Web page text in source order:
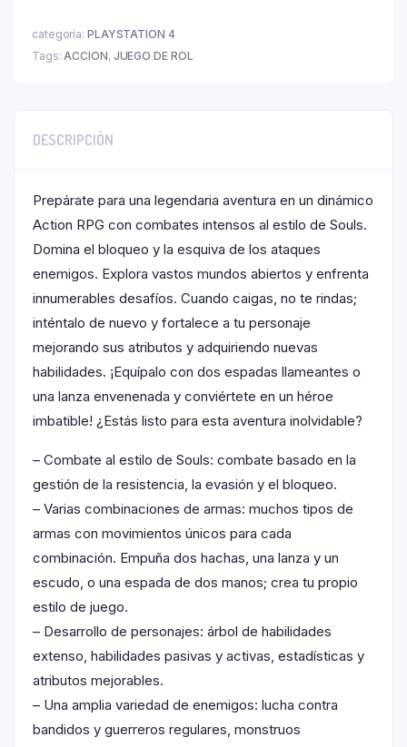
categoría: PLAYSTATION 4
Tags: ACCION, JUEGO DE ROL
DESCRIPCIÓN
Prepárate para una legendaria aventura en un dinámico
Action RPG con combates intensos al estilo de Souls.
Domina el bloqueo y la esquiva de los ataques
enemigos. Explora vastos mundos abiertos y enfrenta
innumerables desafíos. Cuando caigas, no te rindas;
inténtalo de nuevo y fortalece a tu personaje
mejorando sus atributos y adquiriendo nuevas
habilidades. ¡Equípalo con dos espadas llameantes o
una lanza envenenada y conviértete en un héroe
imbatible! ¿Estás listo para esta aventura inolvidable?
– Combate al estilo de Souls: combate basado en la
gestión de la resistencia, la evasión y el bloqueo.
– Varias combinaciones de armas: muchos tipos de
armas con movimientos únicos para cada
combinación. Empuña dos hachas, una lanza y un
escudo, o una espada de dos manos; crea tu propio
estilo de juego.
– Desarrollo de personajes: árbol de habilidades
extenso, habilidades pasivas y activas, estadísticas y
atributos mejorables.
– Una amplia variedad de enemigos: lucha contra
bandidos y guerreros regulares, monstruos